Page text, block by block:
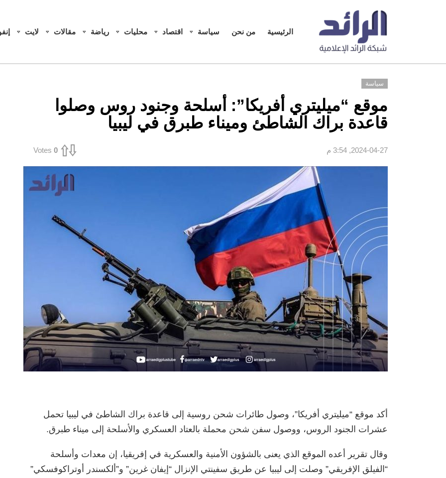
الرئيسية من نحن سياسة اقتصاد محليات رياضة مقالات لايت
سياسة
موقع “ميليتري أفريكا”: أسلحة وجنود روس وصلوا
قاعدة براك الشاطئ وميناء طبرق في ليبيا
2024-04-27, 3:54 م 0
Votes
أكد موقع “ميليتري أفريكا”، وصول طائرات شحن روسية إلى قاعدة براك الشاطئ في ليبيا تحمل
عشرات الجنود الروس، ووصول سفن شحن محملة بالعتاد العسكري والأسلحة إلى ميناء طبرق.
وقال تقرير أعده الموقع الذي يعنى بالشؤون الأمنية والعسكرية في إفريقيا، إن معدات وأسلحة
“الفيلق الإفريقي” وصلت إلى ليبيا عن طريق سفينتي الإنزال “إيفان غرين” و”ألكسندر أوتراكوفسكي”